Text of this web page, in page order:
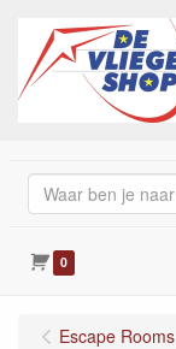
0
Escape Rooms